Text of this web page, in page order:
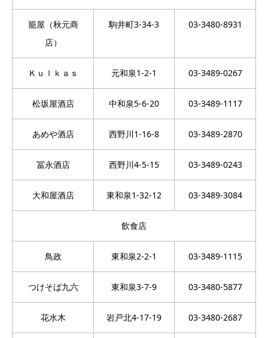
籠屋（秋元商
店）
駒井町3-34-3 03-3480-8931
Ｋｕｌｋａｓ 元和泉1-2-1 03-3489-0267
松坂屋酒店 中和泉5-6-20 03-3489-1117
あめや酒店 西野川1-16-8 03-3489-2870
冨永酒店 西野川4-5-15 03-3489-0243
大和屋酒店 東和泉1-32-12 03-3489-3084
飲食店
鳥政 東和泉2-2-1 03-3489-1115
つけそば九六 東和泉3-7-9 03-3480-5877
花水木 岩戸北4-17-19 03-3480-2687